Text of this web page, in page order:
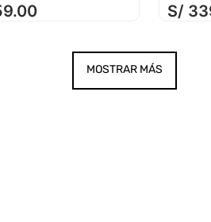
.00 S/
MOSTRAR MÁS